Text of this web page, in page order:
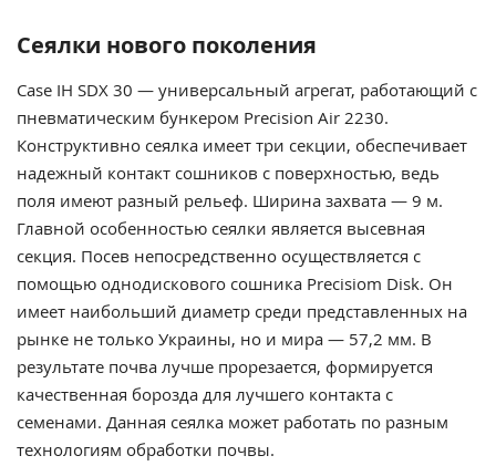
Сеялки нового поколения
Case IH SDX 30 — универсальный агрегат, работающий с
пневматическим бункером Precision Air 2230.
Конструктивно сеялка имеет три секции, обеспечивает
надежный контакт сошников с поверхностью, ведь
поля имеют разный рельеф. Ширина захвата — 9 м.
Главной особенностью сеялки является высевная
секция. Посев непосредственно осуществляется с
помощью однодискового сошника Precisiom Disk. Он
имеет наибольший диаметр среди представленных на
рынке не только Украины, но и мира — 57,2 мм. В
результате почва лучше прорезается, формируется
качественная борозда для лучшего контакта с
семенами. Данная сеялка может работать по разным
технологиям обработки почвы.